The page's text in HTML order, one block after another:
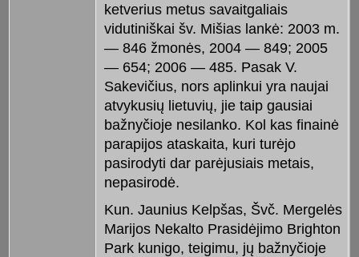
ketverius metus savaitgaliais
vidutiniškai šv. Mišias lankė: 2003 m.
— 846 žmonės, 2004 — 849; 2005
— 654; 2006 — 485. Pasak V.
Sakevičius, nors aplinkui yra naujai
atvykusių lietuvių, jie taip gausiai
bažnyčioje nesilanko. Kol kas finainė
parapijos ataskaita, kuri turėjo
pasirodyti dar parėjusiais metais,
nepasirodė.
Kun. Jaunius Kelpšas, Švč. Mergelės
Marijos Nekalto Prasidėjimo Brighton
Park kunigo, teigimu, jų bažnyčioje